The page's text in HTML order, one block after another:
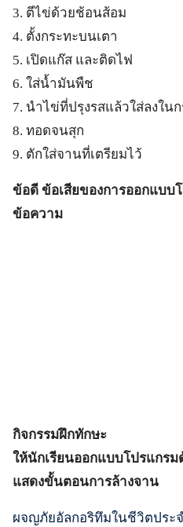
3. ตีไข่ด้วยช้อนส้อม
4. ตั้งกระทะบนเตา
5. เปิดแก๊ส และติดไฟ
6. ใส่น้ำมันพืช
7. นำไข่ที่ปรุงรสแล้วใส่ลงใน
8. ทอดจนสุก
9. ตักใส่จานที่เตรียมไว้
ข้อดี ข้อเสียของการออกแบบ
ข้อความ
กิจกรรมฝึกทักษะ
ให้นักเรียนออกแบบโปรแกร
แสดงขั้นตอนการล้างจาน
ผจญภัยอัลกอริทึมในชีวิตประ